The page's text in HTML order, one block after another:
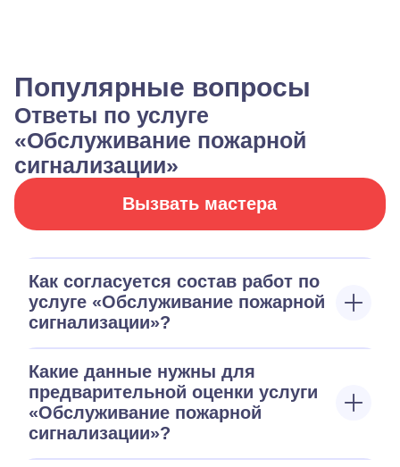
Популярные вопросы
Ответы по услуге
«Обслуживание пожарной
сигнализации»
Вызвать мастера
Как согласуется состав работ по
услуге «Обслуживание пожарной
сигнализации»?
Какие данные нужны для
предварительной оценки услуги
«Обслуживание пожарной
сигнализации»?